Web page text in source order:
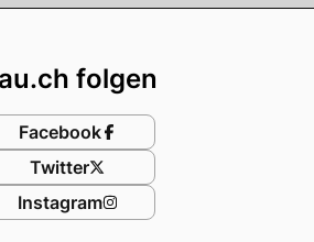
folgen
Facebook
Twitter
Instagram